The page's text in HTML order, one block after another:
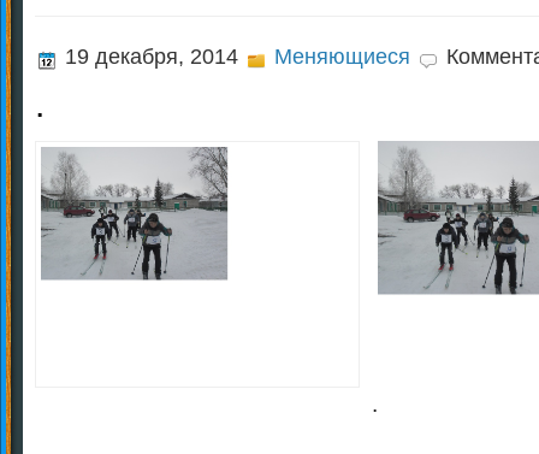
19 декабря, 2014 Меняющиеся
.
.